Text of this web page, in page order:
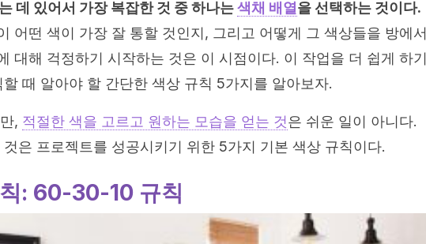
데 있어서 가장 복잡한 것 중 하나는색채 배열 을 선택하는 것이다.
어떤 색이 가장 잘 통할 것인지, 그리고 어떻게 그 색상들을 방에서
대해 걱정하기 시작하는 것은 이 시점이다. 이 작업을 더 쉽게 하기
때 알아야 할 간단한 색상 규칙 5가지를 알아보자.
, 적절한 색을 고르고 원하는 모습을 얻는 것은 쉬운 일이 아니다.
은 프로젝트를 성공시키기 위한 5가지 기본 색상 규칙이다.
: 60-30-10 규칙